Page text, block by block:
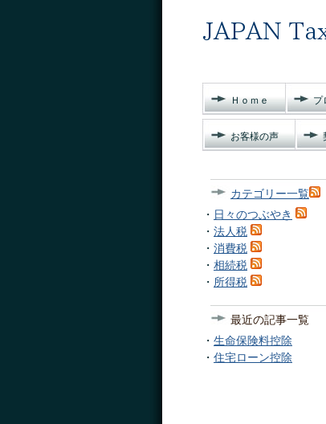
Ｈｏｍｅ プ
お客様の声
カテゴリー一覧
・ 日々のつぶやき
・ 法人税
・ 消費税
・ 相続税
・ 所得税
最近の記事一覧
・ 生命保険料控除
・ 住宅ローン控除